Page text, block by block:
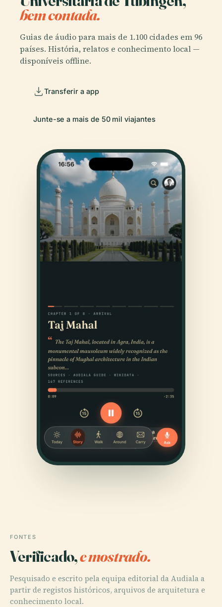
bem contada.
Guias de áudio para mais de 1.100 cidades em 96
países. História, relatos e conhecimento local —
disponíveis offline.
Transferir a app
Junte-se a mais de 50 mil viajantes
FONTES
Verificado,e mostrado.
Pesquisado e escrito pela equipa editorial da Audiala a
partir de registos históricos, arquivos de arquitetura e
conhecimento local.